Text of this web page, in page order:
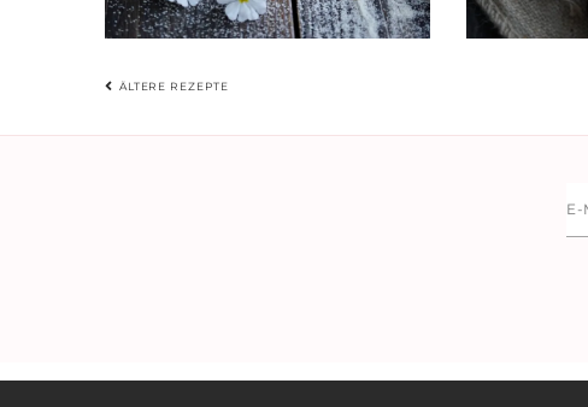
BEITRAGSNAVIGATION
ÄLTERE REZEPTE